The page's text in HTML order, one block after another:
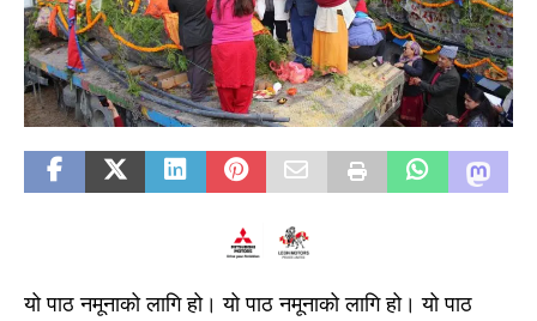
यो पाठ नमूनाको लागि हो। यो पाठ नमूनाको लागि हो। यो पाठ